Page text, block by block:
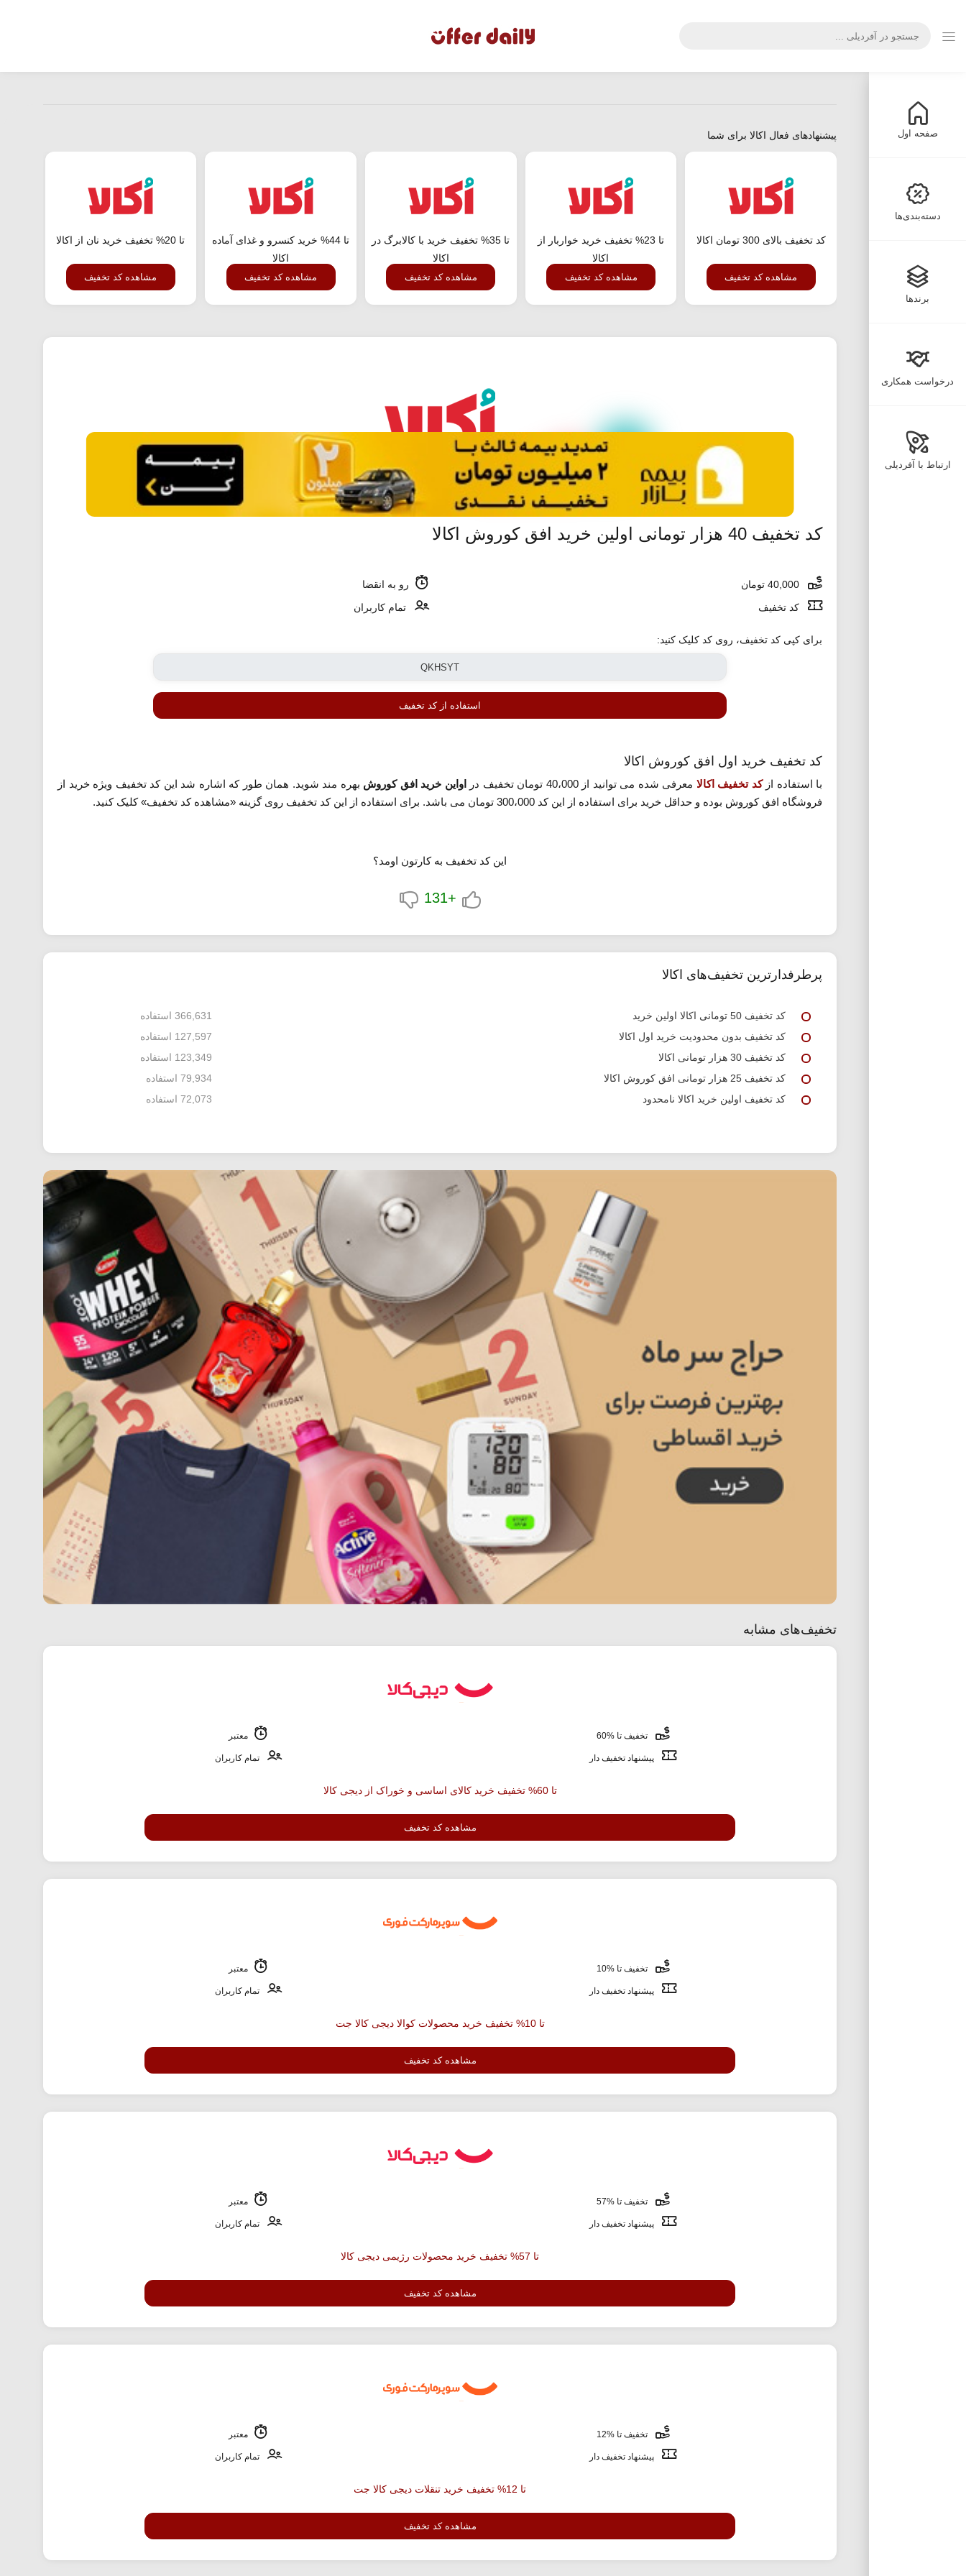
صفحه اول
دسته‌بندی‌ها
برندها
درخواست همکاری
ارتباط با آفردیلی
پیشنهادهای فعال اکالا برای شما
کد تخفیف بالای 300 تومان اکالا
مشاهده کد تخفیف
تا 23% تخفیف خرید خواربار از
اکالا
مشاهده کد تخفیف
تا 35% تخفیف خرید با کالابرگ در
اکالا
مشاهده کد تخفیف
تا 44% خرید کنسرو و غذای آماده
اکالا
مشاهده کد تخفیف
تا 20% تخفیف خرید نان از اکالا
مشاهده کد تخفیف
کد تخفیف 40 هزار تومانی اولین خرید افق کوروش اکالا
رو به انقضا
کد تخفیف
تمام کاربران
برای کپی کد تخفیف، روی کد کلیک کنید:
استفاده از کد تخفیف
کد تخفیف خرید اول افق کوروش اکالا
با استفاده ازکد تخفیف اکالا معرفی شده می توانید از 40،000 تومان تخفیف در اواین خرید افق کوروش بهره مند شوید. همان طور که اشاره شد این کد تخفیف ویژه خرید از
فروشگاه افق کوروش بوده و حداقل خرید برای استفاده از این کد 300،000 تومان می باشد. برای استفاده از این کد تخفیف روی گزینه «مشاهده کد تخفیف» کلیک کنید.
این کد تخفیف به کارتون اومد؟
+131
پرطرفدارترین تخفیف‌های اکالا
کد تخفیف 50 تومانی اکالا اولین خرید
366,631 استفاده
کد تخفیف بدون محدودیت خرید اول اکالا
127,597 استفاده
کد تخفیف 30 هزار تومانی اکالا
123,349 استفاده
کد تخفیف 25 هزار تومانی افق کوروش اکالا
79,934 استفاده
کد تخفیف اولین خرید اکالا نامحدود
72,073 استفاده
تخفیف‌های مشابه
تخفیف تا %60 معتبر
پیشنهاد تخفیف دار تمام کاربران
تا 60% تخفیف خرید کالای اساسی و خوراک از دیجی کالا
مشاهده کد تخفیف
تخفیف تا %10 معتبر
پیشنهاد تخفیف دار تمام کاربران
تا 10% تخفیف خرید محصولات کوالا دیجی کالا جت
مشاهده کد تخفیف
تخفیف تا %57 معتبر
پیشنهاد تخفیف دار تمام کاربران
تا 57% تخفیف خرید محصولات رژیمی دیجی کالا
مشاهده کد تخفیف
تخفیف تا %12 معتبر
پیشنهاد تخفیف دار تمام کاربران
تا 12% تخفیف خرید تنقلات دیجی کالا جت
مشاهده کد تخفیف